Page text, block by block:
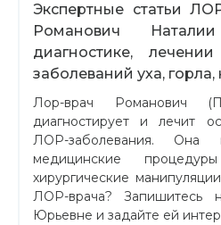
Экспертные статьи
Романович
диагностике,
заболеваний уха, горла,
Лор-врач Романович
диагностирует и лечит
ЛОР-заболевания. Она
медицинские
хирургические
ЛОР-врача? Запишитесь
Юрьевне и задайте ей